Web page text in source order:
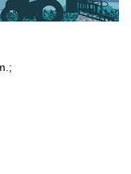
& Pavesi